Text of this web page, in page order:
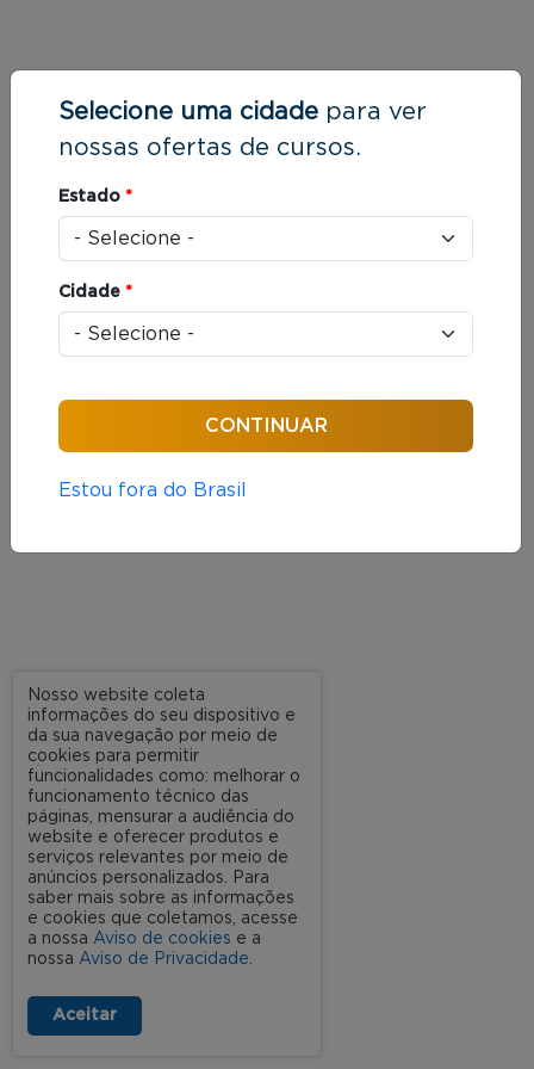
Selecione uma cidade para ver
nossas ofertas de cursos.
Estado *
Cidade *
Estou fora do Brasil
Nosso website coleta
informações do seu dispositivo e
da sua navegação por meio de
cookies para permitir
funcionalidades como: melhorar o
funcionamento técnico das
páginas, mensurar a audiência do
website e oferecer produtos e
serviços relevantes por meio de
anúncios personalizados. Para
saber mais sobre as informações
e cookies que coletamos, acesse
a nossa Aviso de cookies e a
nossa Aviso de Privacidade.
Aceitar